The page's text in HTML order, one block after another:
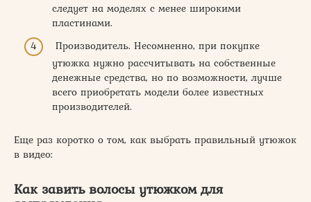
следует на моделях с менее широкими
пластинами.
Производитель. Несомненно, при покупке
утюжка нужно рассчитывать на собственные
денежные средства, но по возможности, лучше
всего приобретать модели более известных
производителей.
Еще раз коротко о том, как выбрать правильный утюжок
в видео:
Как завить волосы утюжком для